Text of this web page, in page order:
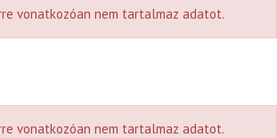
vonatkozóan nem tartalmaz adatot.
vonatkozóan nem tartalmaz adatot.